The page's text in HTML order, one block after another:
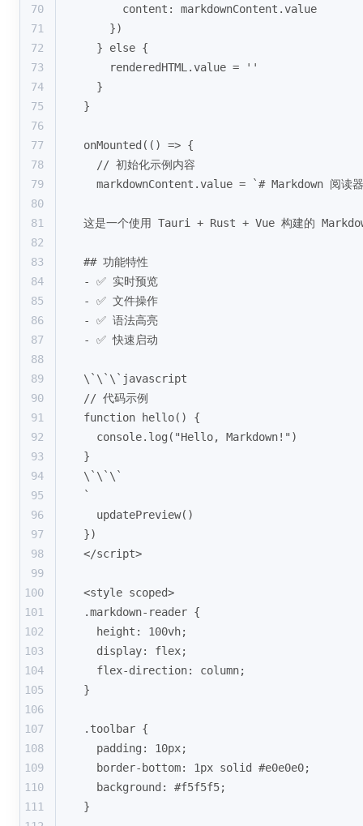
70
      content: markdownContent.value
71
    })
72
  } else {
73
    renderedHTML.value = ''
74
  }
75
}
76
77
onMounted(() => {
78
  // 初始化示例内容
79
markdownContent.value = `# Markdown 阅读
80
81
这是一个使用 Tauri + Rust + Vue 构建的
82
83
## 功能特性
84
- ✅ 实时预览
85
- ✅ 文件操作
86
- ✅ 语法高亮
87
- ✅ 快速启动
88
89
\`\`\`javascript
90
// 代码示例
91
function hello() {
92
  console.log("Hello, Markdown!")
93
}
94
\`\`\`
95
`
96
  updatePreview()
97
})
98
</script>
99
100
<style scoped>
101
.markdown-reader {
102
  height: 100vh;
103
  display: flex;
104
  flex-direction: column;
105
}
106
107
.toolbar {
108
  padding: 10px;
109
  border-bottom: 1px solid #e0e0e0;
110
  background: #f5f5f5;
111
}